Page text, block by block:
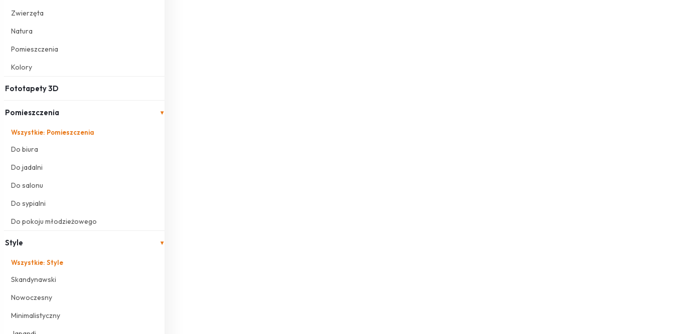
Zwierzęta
Natura
Pomieszczenia
Kolory
Fototapety 3D
Pomieszczenia ▾
Wszystkie: Pomieszczenia
Do biura
Do jadalni
Do salonu
Do sypialni
Do pokoju młodzieżowego
Style ▾
Wszystkie: Style
Skandynawski
Nowoczesny
Minimalistyczny